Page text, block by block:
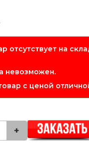
отсутствует на
невозможен.
с ценой
+